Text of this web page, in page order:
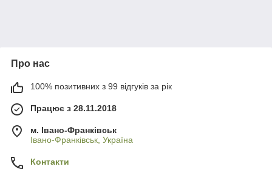
Про нас
100% позитивних з 99 відгуків за рік
Працює з 28.11.2018
м. Івано-Франківськ
Івано-Франківськ, Україна
Контакти